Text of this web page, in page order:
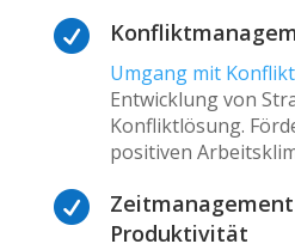

Umgang mit
Entwicklung von
Konfliktlösung.
positiven

Produktivität